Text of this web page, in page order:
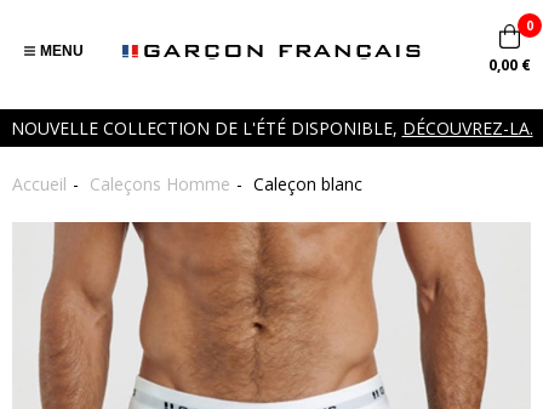
NOUVELLE COLLECTION DE L'ÉTÉ DISPONIBLE, DÉCOUVREZ-LA.
MENU
0
0,00 €
Accueil Caleçons Homme Caleçon blanc